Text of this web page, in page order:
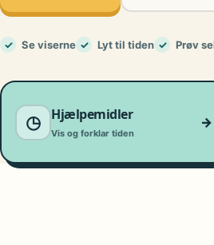
✓ Se viserne ✓ Lyt til tiden ✓ Prøv
◷ Hjælpemidler
Vis og forklar tiden
→